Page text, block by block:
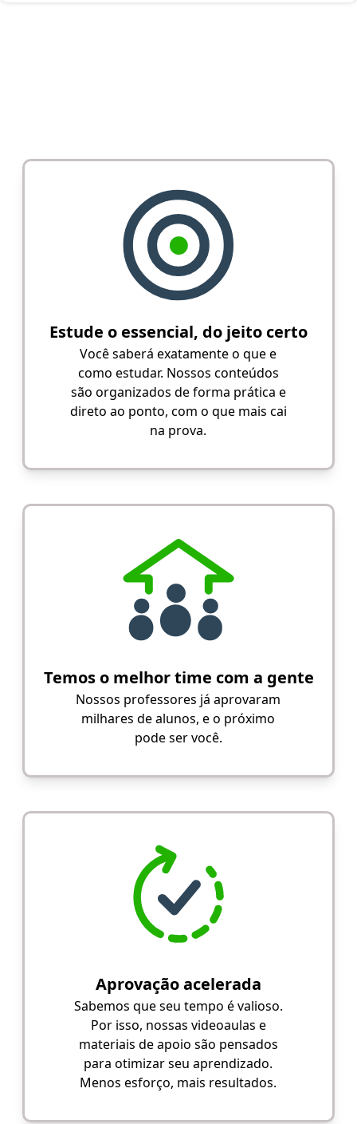
Estude o essencial, do jeito certo
Você saberá exatamente o que e
como estudar. Nossos conteúdos
são organizados de forma prática e
direto ao ponto, com o que mais cai
na prova.
Temos o melhor time com a gente
Nossos professores já aprovaram
milhares de alunos, e o próximo
pode ser você.
Aprovação acelerada
Sabemos que seu tempo é valioso.
Por isso, nossas videoaulas e
materiais de apoio são pensados
para otimizar seu aprendizado.
Menos esforço, mais resultados.